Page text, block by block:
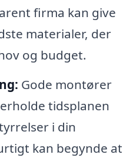
firma kan give
materialer, der
og budget.
Gode montører
tidsplanen
i din
kan begynde at